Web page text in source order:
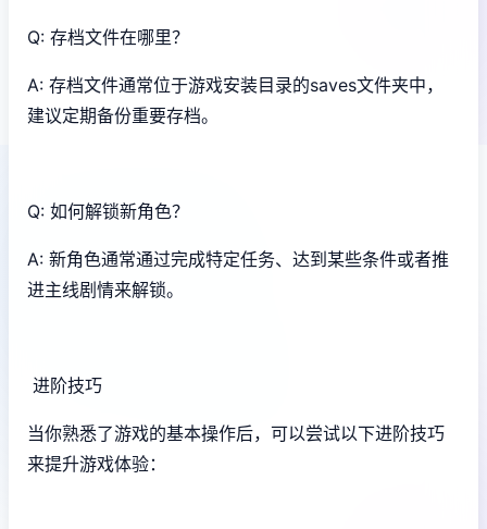
Q: 存档文件在哪里？
A: 存档文件通常位于游戏安装目录的saves文件夹中，
建议定期备份重要存档。
Q: 如何解锁新角色？
A: 新角色通常通过完成特定任务、达到某些条件或者推
进主线剧情来解锁。
进阶技巧
当你熟悉了游戏的基本操作后，可以尝试以下进阶技巧
来提升游戏体验：